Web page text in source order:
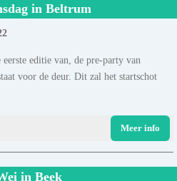
in Beltrum
editie van, de pre-party van
voor de deur. Dit zal het startschot
Meer info
in Beek